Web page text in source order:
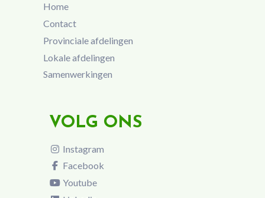
Home
Contact
Provinciale afdelingen
Lokale afdelingen
Samenwerkingen
VOLG ONS
Instagram
Facebook
Youtube